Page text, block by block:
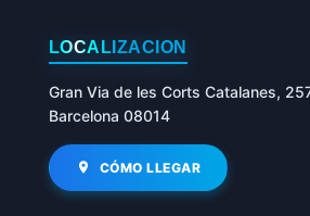
LOCALIZACIÓN
Gran Via de les Corts Catalanes,
Barcelona 08014
CÓMO LLEGAR